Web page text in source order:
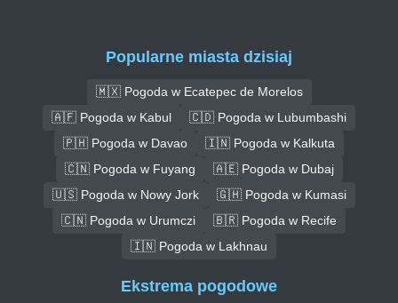
Popularne miasta dzisiaj
🇲🇽 Pogoda w Ecatepec de Morelos
🇦🇫 Pogoda w Kabul
🇨🇩 Pogoda w Lubumbashi
🇵🇭 Pogoda w Davao
🇮🇳 Pogoda w Kalkuta
🇨🇳 Pogoda w Fuyang
🇦🇪 Pogoda w Dubaj
🇺🇸 Pogoda w Nowy Jork
🇬🇭 Pogoda w Kumasi
🇨🇳 Pogoda w Urumczi
🇧🇷 Pogoda w Recife
🇮🇳 Pogoda w Lakhnau
Ekstrema pogodowe